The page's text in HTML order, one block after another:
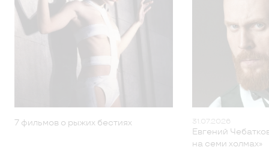
7 фильмов о рыжих бестиях 31.07.2026
Евгений
на семи холмах»